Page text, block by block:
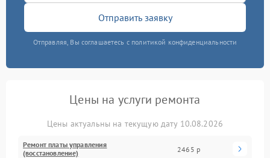
Отправить заявку
Отправляя, Вы соглашаетесь с политикой конфиденциальности
Цены на услуги ремонта
Цены актуальны на текущую дату 10.08.2026
Ремонт платы управления
(восстановление)
2465 р